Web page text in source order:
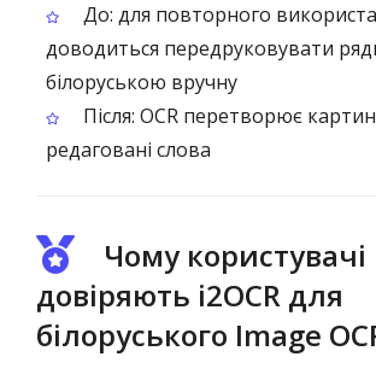
До: для повторного
доводиться передруковувати
білоруською вручну
Після: OCR перетворює
редаговані слова
Чому користувачі
довіряють i2OCR для
білоруського Image